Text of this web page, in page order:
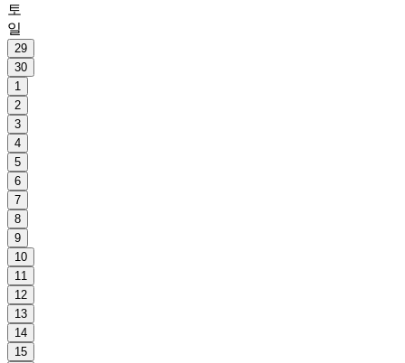
토
일
29
30
1
2
3
4
5
6
7
8
9
10
11
12
13
14
15